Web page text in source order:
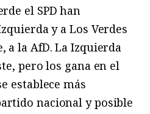
el SPD han
y a Los Verdes
a la AfD. La Izquierda
pero los gana en el
establece más
nacional y posible